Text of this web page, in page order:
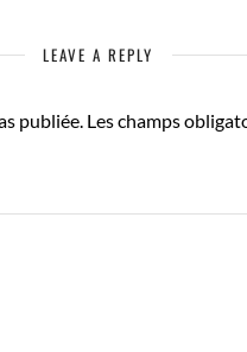
LEAVE A REPLY
publiée. Les champs